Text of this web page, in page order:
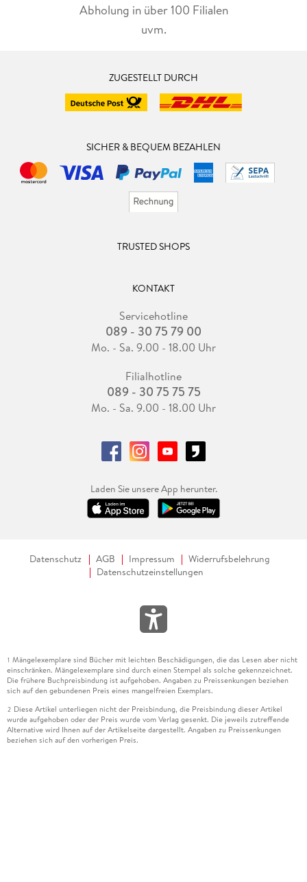
Abholung in über 100 Filialen
uvm.
ZUGESTELLT DURCH
SICHER & BEQUEM BEZAHLEN
TRUSTED SHOPS
KONTAKT
Servicehotline
089 - 30 75 79 00
Mo. - Sa. 9.00 - 18.00 Uhr
Filialhotline
089 - 30 75 75 75
Mo. - Sa. 9.00 - 18.00 Uhr
Laden Sie unsere App herunter.
Datenschutz AGB Impressum
Widerrufsbelehrung
Datenschutzeinstellungen
1 Mängelexemplare sind Bücher mit leichten Beschädigungen, die das Lesen aber nicht
einschränken. Mängelexemplare sind durch einen Stempel als solche gekennzeichnet.
Die frühere Buchpreisbindung ist aufgehoben. Angaben zu Preissenkungen beziehen
sich auf den gebundenen Preis eines mangelfreien Exemplars.
2 Diese Artikel unterliegen nicht der Preisbindung, die Preisbindung dieser Artikel
wurde aufgehoben oder der Preis wurde vom Verlag gesenkt. Die jeweils zutreffende
Alternative wird Ihnen auf der Artikelseite dargestellt. Angaben zu Preissenkungen
beziehen sich auf den vorherigen Preis.